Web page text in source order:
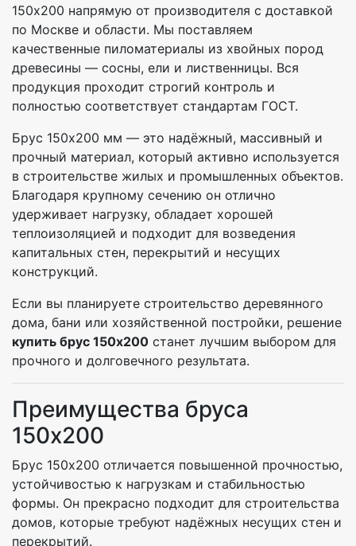
150х200 напрямую от производителя с доставкой
по Москве и области. Мы поставляем
качественные пиломатериалы из хвойных пород
древесины — сосны, ели и лиственницы. Вся
продукция проходит строгий контроль и
полностью соответствует стандартам ГОСТ.
Брус 150х200 мм — это надёжный, массивный и
прочный материал, который активно используется
в строительстве жилых и промышленных объектов.
Благодаря крупному сечению он отлично
удерживает нагрузку, обладает хорошей
теплоизоляцией и подходит для возведения
капитальных стен, перекрытий и несущих
конструкций.
Если вы планируете строительство деревянного
дома, бани или хозяйственной постройки, решение
купить брус 150х200 станет лучшим выбором для
прочного и долговечного результата.
Преимущества бруса
150х200
Брус 150х200 отличается повышенной прочностью,
устойчивостью к нагрузкам и стабильностью
формы. Он прекрасно подходит для строительства
домов, которые требуют надёжных несущих стен и
перекрытий.